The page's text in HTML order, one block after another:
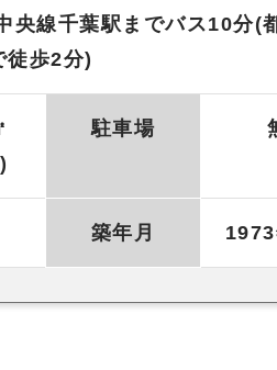
央線千葉駅までバス10分(
徒歩2分)
駐車場
築年月 1973